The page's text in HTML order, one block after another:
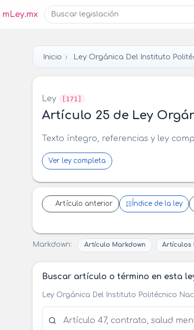
mLey.mx
Inicio Ley Orgánica Del Instituto
Ley [171]
Artículo 25 de Ley
Texto íntegro, referencias y ley
Ver ley completa
Artículo anterior Índice de la ley
Markdown: Artículo Markdown Artículos
Buscar artículo o término en esta
Ley Orgánica Del Instituto Politécnico